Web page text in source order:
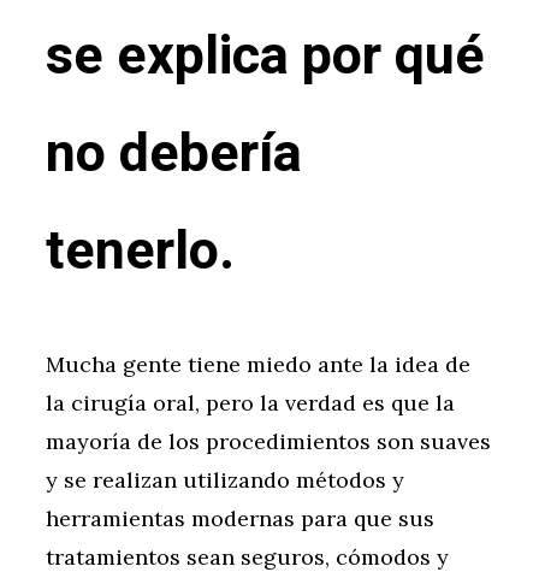
se explica por qué
no debería
tenerlo.
Mucha gente tiene miedo ante la idea de
la cirugía oral, pero la verdad es que la
mayoría de los procedimientos son suaves
y se realizan utilizando métodos y
herramientas modernas para que sus
tratamientos sean seguros, cómodos y